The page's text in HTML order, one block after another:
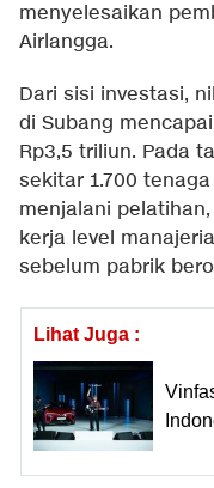
menyelesaikan
Airlangga.
Dari sisi investasi,
di Subang
Rp3,5 triliun. Pada
sekitar 1.700
menjalani
kerja level
sebelum pabrik
Lihat Juga :